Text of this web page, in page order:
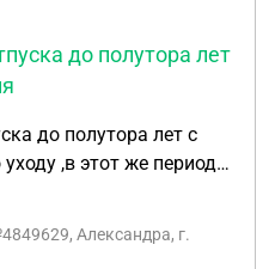
до полутора лет
до полутора лет с
,в этот же период
что то одно ,или
Александра, г.